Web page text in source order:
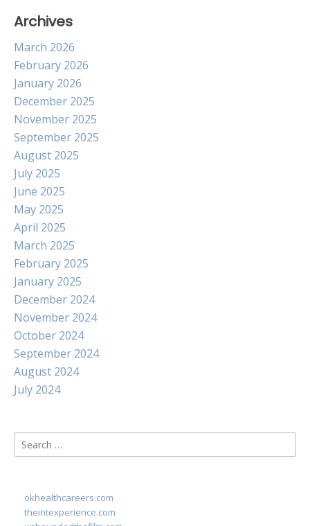
Archives
March 2026
February 2026
January 2026
December 2025
November 2025
September 2025
August 2025
July 2025
June 2025
May 2025
April 2025
March 2025
February 2025
January 2025
December 2024
November 2024
October 2024
September 2024
August 2024
July 2024
Search
for:
okhealthcareers.com
theintexperience.com